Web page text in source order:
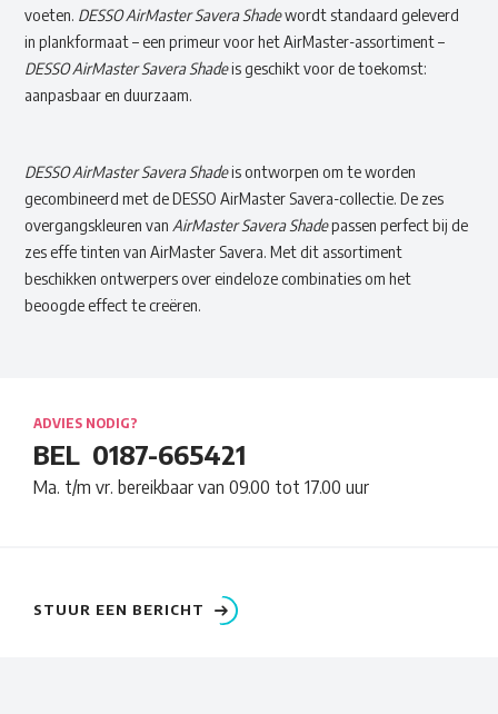
voeten. DESSO AirMaster Savera Shadewordt standaard geleverd
in plankformaat – een primeur voor het AirMaster-assortiment –
DESSO AirMaster Savera Shadeis geschikt voor de toekomst:
aanpasbaar en duurzaam.
DESSO AirMaster Savera Shadeis ontworpen om te worden
gecombineerd met de DESSO AirMaster Savera-collectie. De zes
overgangskleuren van AirMaster Savera Shadepassen perfect bij de
zes effe tinten van AirMaster Savera. Met dit assortiment
beschikken ontwerpers over eindeloze combinaties om het
beoogde effect te creëren.
ADVIES NODIG?
BEL 0187-665421
Ma. t/m vr. bereikbaar van 09.00 tot 17.00 uur
STUUR EEN BERICHT